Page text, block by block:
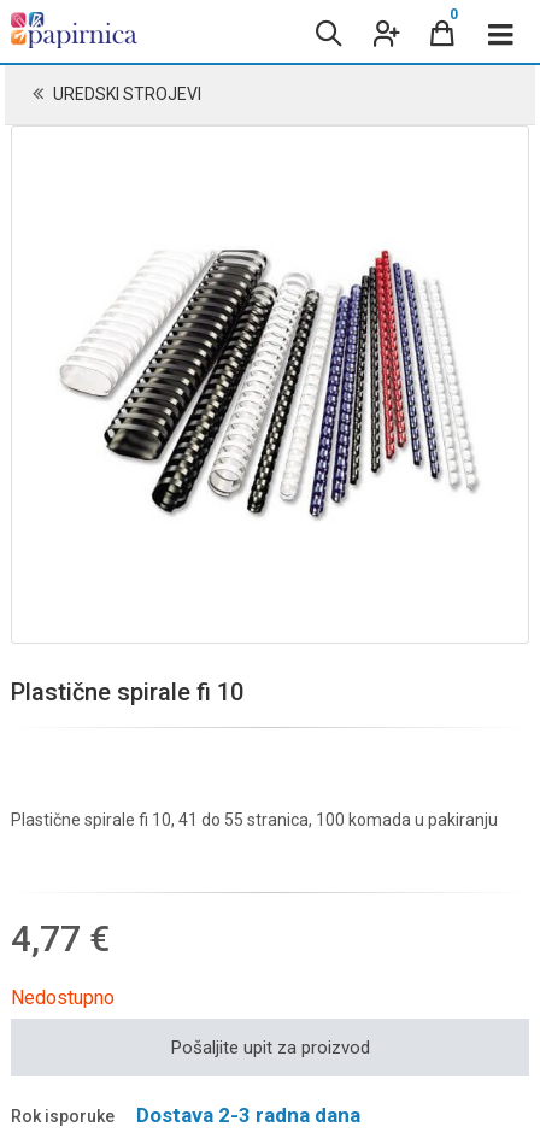
0
UREDSKI STROJEVI
Plastične spirale fi 10
Plastične spirale fi 10, 41 do 55 stranica, 100 komada u pakiranju
4,77 €
Nedostupno
Pošaljite upit za proizvod
Rok isporuke Dostava 2-3 radna dana